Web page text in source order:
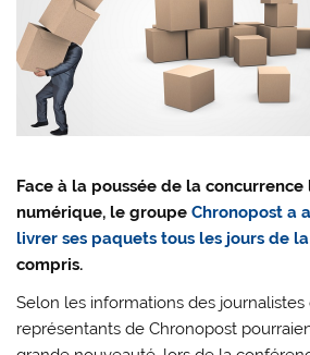
Face à la poussée de la
numérique, le groupeChronopost a
livrer ses paquets tous les jours de
compris.
Selon les informations des
représentants de Chronopost